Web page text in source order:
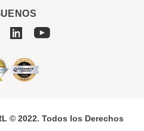
© 2022. Todos los Derechos